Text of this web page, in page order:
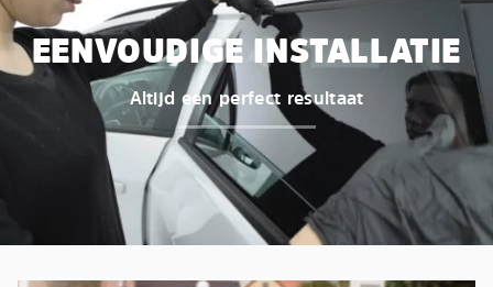
EENVOUDIGE INSTALLATIE
Altijd een perfect resultaat